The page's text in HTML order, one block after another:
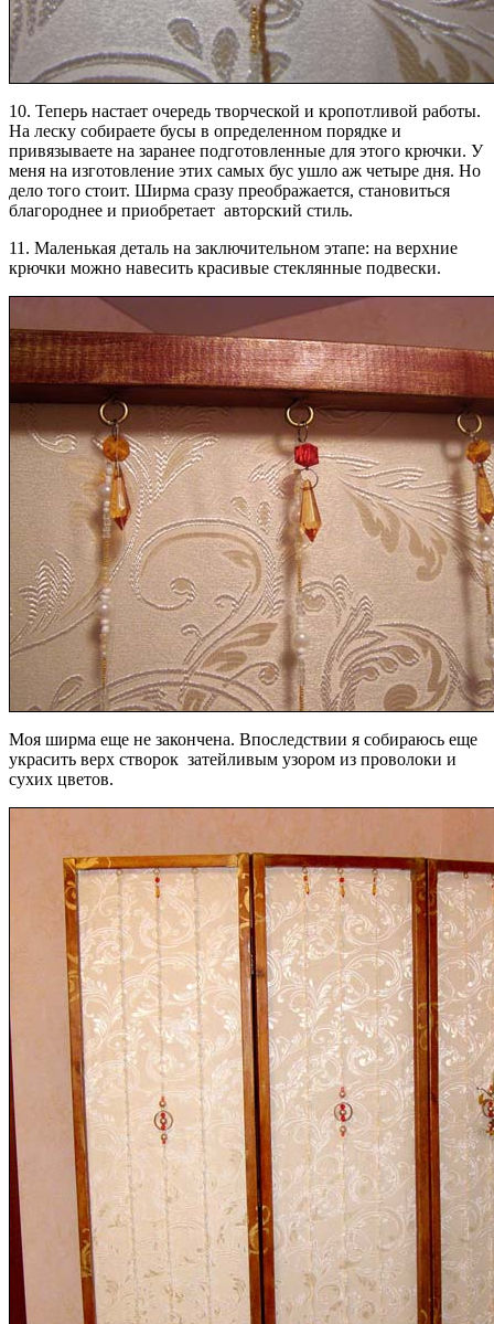
10. Теперь настает очередь творческой и кропотливой работы.
На леску собираете бусы в определенном порядке и
привязываете на заранее подготовленные для этого крючки. У
меня на изготовление этих самых бус ушло аж четыре дня. Но
дело того стоит. Ширма сразу преображается, становиться
благороднее и приобретает авторский стиль.
11. Маленькая деталь на заключительном этапе: на верхние
крючки можно навесить красивые стеклянные подвески.
Моя ширма еще не закончена. Впоследствии я собираюсь еще
украсить верх створок затейливым узором из проволоки и
сухих цветов.